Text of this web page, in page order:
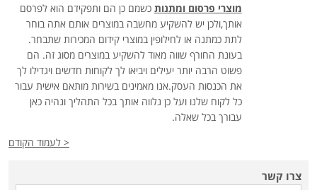
מוצרי פרסום ומתנות כשמם כן הם ותפקידם הוא לפרסם
אותך,ולכן יש להשקיע מחשבה במוצרים אותם אתה בוחר
לתת כמתנה או לחילופין במוצרי קידום המכירות שתבחר.
בעונת החורף שווה מאוד להשקיע במוצרים מסוג זה. הם
פשוט הרבה יותר יעילים ויביאו לך לקוחות חדשים ויגדילו לך
את הכנסות העסק.אנו מאמינים בשירות מותאם אישית עבור
כל לקוח שלנו ועל כן נלווה אותך בכל התהליך ונהיה כאן
עבורך בכל שאלה.
< לעמוד הקודם
צרו קשר